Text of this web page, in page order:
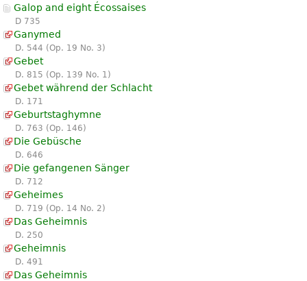
Galop and eight Écossaises
D 735
Ganymed
D. 544 (Op. 19 No. 3)
Gebet
D. 815 (Op. 139 No. 1)
Gebet während der Schlacht
D. 171
Geburtstaghymne
D. 763 (Op. 146)
Die Gebüsche
D. 646
Die gefangenen Sänger
D. 712
Geheimes
D. 719 (Op. 14 No. 2)
Das Geheimnis
D. 250
Geheimnis
D. 491
Das Geheimnis